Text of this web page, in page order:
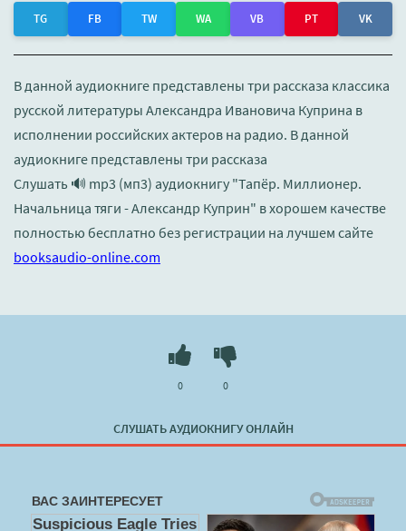
TG FB TW WA VB PT VK
В данной аудиокниге представлены три рассказа классика
русской литературы Александра Ивановича Куприна в
исполнении российских актеров на радио. В данной
аудиокниге представлены три рассказа
Слушать 🔊 mp3 (мп3) аудиокнигу "Тапёр. Миллионер.
Начальница тяги - Александр Куприн" в хорошем качестве
полностью бесплатно без регистрации на лучшем сайте
booksaudio-online.com
СЛУШАТЬ АУДИОКНИГУ ОНЛАЙН
0 0